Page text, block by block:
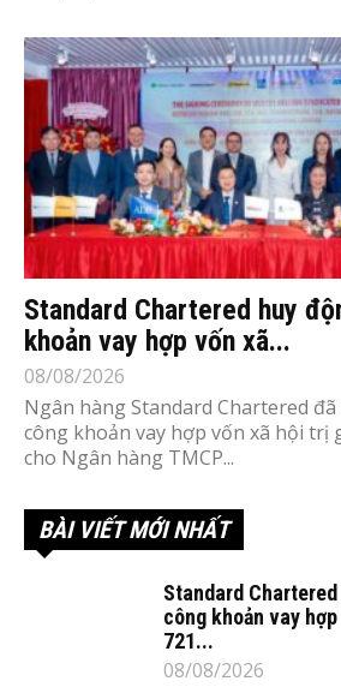
Standard Chartered huy
khoản vay hợp vốn xã...
08/08/2026
Ngân hàng Standard Chartered
công khoản vay hợp vốn xã hội trị
cho Ngân hàng TMCP...
BÀI VIẾT MỚI NHẤT
Standard
công khoản vay
721...
08/08/2026